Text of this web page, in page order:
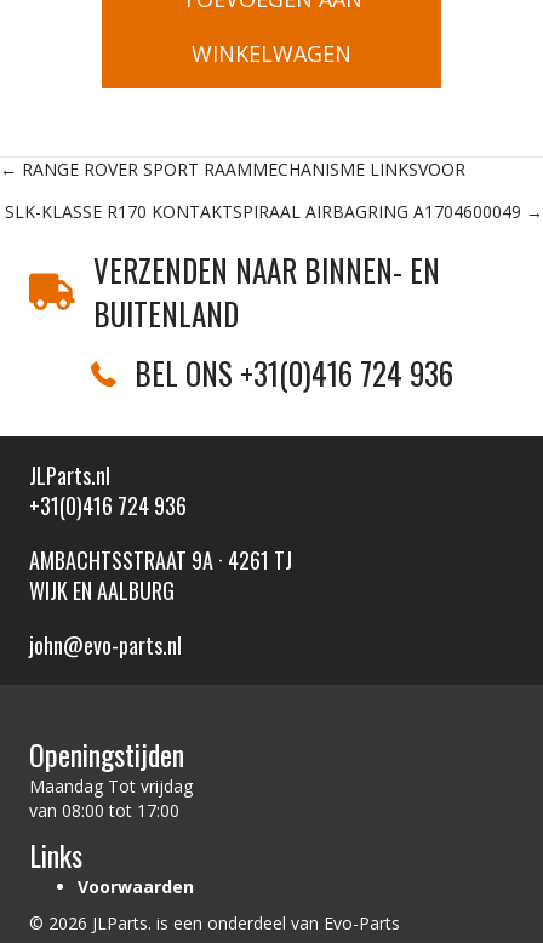
WINKELWAGEN
Posts
navigation
← RANGE ROVER SPORT RAAMMECHANISME LINKSVOOR
SLK-KLASSE R170 KONTAKTSPIRAAL AIRBAGRING A1704600049 →
VERZENDEN NAAR BINNEN- EN
BUITENLAND
BEL ONS +31(0)416 724 936
JLParts.nl
+31(0)416 724 936
AMBACHTSSTRAAT 9A · 4261 TJ
WIJK EN AALBURG
john@evo-parts.nl
Openingstijden
Maandag Tot vrijdag
van 08:00 tot 17:00
Links
Voorwaarden
© 2026 JLParts. is een onderdeel van Evo-Parts